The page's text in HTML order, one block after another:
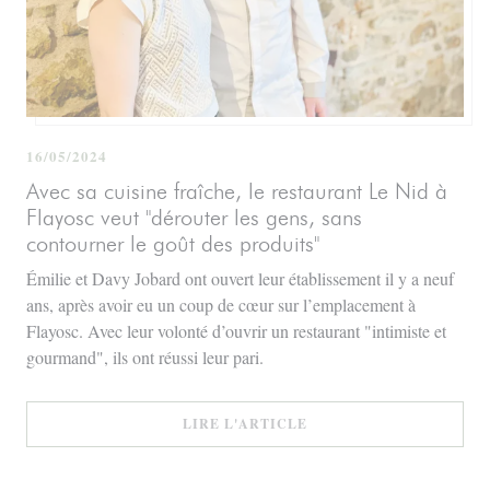
Avec sa cuisine fraîche, le restaurant Le Nid à
Flayosc veut "dérouter les gens, sans
contourner le goût des produits"
16/05/2024
Émilie et Davy Jobard ont ouvert leur établissement il y a neuf
ans, après avoir eu un coup de cœur sur l’emplacement à
Flayosc. Avec leur volonté d’ouvrir un restaurant "intimiste et
gourmand", ils ont réussi leur pari.
LIRE L'ARTICLE((OUVRE UNE